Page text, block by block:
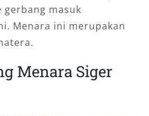
gerbang masuk
Menara ini merupakan
Menara Siger